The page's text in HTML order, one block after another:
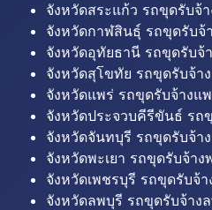
จังหวัดสระแก้ว รถขุดรับจ้
จังหวัดกาฬสินธุ์ รถขุดรับ
จังหวัดอุทัยธานี รถขุดรับจ้
จังหวัดสุโขทัย รถขุดรับจ้า
จังหวัดแพร่ รถขุดรับจ้างแ
จังหวัดประจวบคีรีขันธ์ รถ
จังหวัดจันทบุรี รถขุดรับจ้า
จังหวัดพะเยา รถขุดรับจ้าง
จังหวัดเพชรบุรี รถขุดรับจ้
จังหวัดลพบุรี รถขุดรับจ้าง